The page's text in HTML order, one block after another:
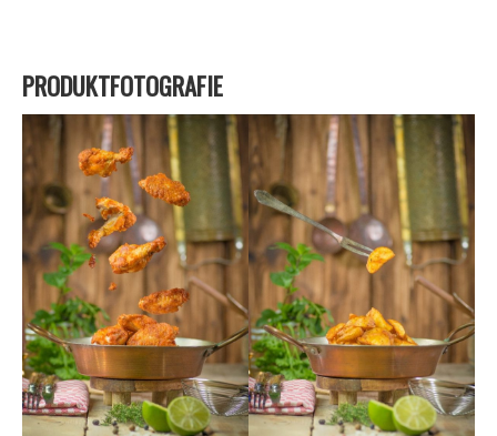
PRODUKTFOTOGRAFIE